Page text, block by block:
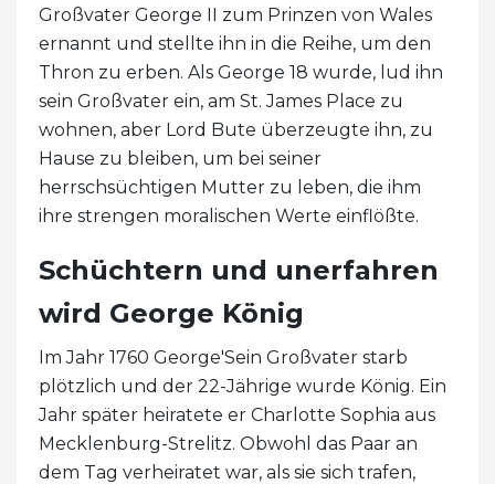
Großvater George II zum Prinzen von Wales
ernannt und stellte ihn in die Reihe, um den
Thron zu erben. Als George 18 wurde, lud ihn
sein Großvater ein, am St. James Place zu
wohnen, aber Lord Bute überzeugte ihn, zu
Hause zu bleiben, um bei seiner
herrschsüchtigen Mutter zu leben, die ihm
ihre strengen moralischen Werte einflößte.
Schüchtern und unerfahren
wird George König
Im Jahr 1760 George'Sein Großvater starb
plötzlich und der 22-Jährige wurde König. Ein
Jahr später heiratete er Charlotte Sophia aus
Mecklenburg-Strelitz. Obwohl das Paar an
dem Tag verheiratet war, als sie sich trafen,